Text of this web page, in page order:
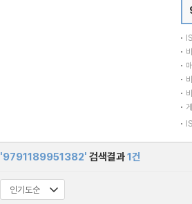
'9791189951382' 검색결과1건